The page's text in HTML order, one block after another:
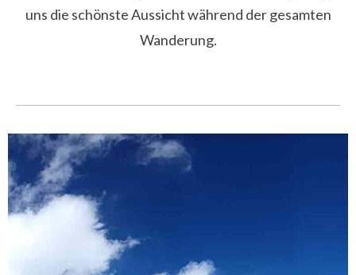
uns die schönste Aussicht während der gesamten
Wanderung.